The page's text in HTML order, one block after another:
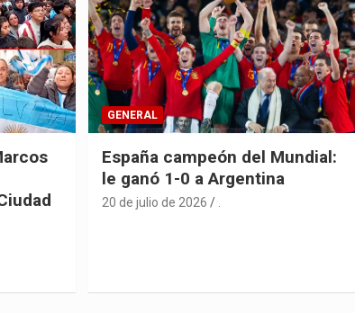
GENERAL
España campeón del Mundial:
le ganó 1-0 a Argentina
20 de julio de 2026